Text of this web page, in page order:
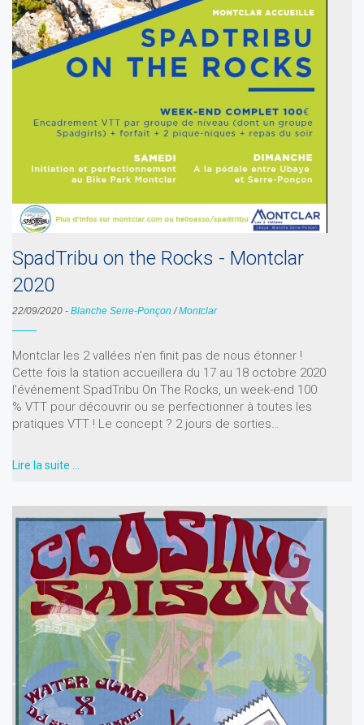
SpadTribu on the Rocks - Montclar
2020
22/09/2020 - Blanche Serre-Ponçon /Montclar
Montclar les 2 vallées n'en finit pas de nous étonner !
Cette fois la station accueillera du 17 au 18 octobre 2020
l'événement SpadTribu On The Rocks, un week-end 100
% VTT pour découvrir ou se perfectionner à toutes les
pratiques VTT ! Le concept ? 2 jours de sorties…
Lire la suite …